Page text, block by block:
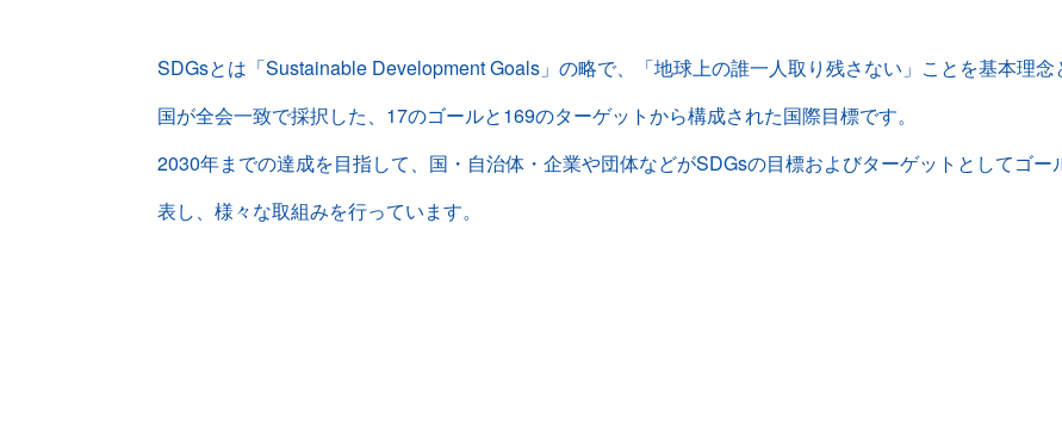
SDGsとは「Sustainable Development Goals」の略で、「地球上の誰一人取り残さない」ことを基本理
国が全会一致で採択した、17のゴールと169のターゲットから構成された国際目標です。
2030年までの達成を目指して、国・自治体・企業や団体などがSDGsの目標およびターゲットとしてゴ
表し、様々な取組みを行っています。